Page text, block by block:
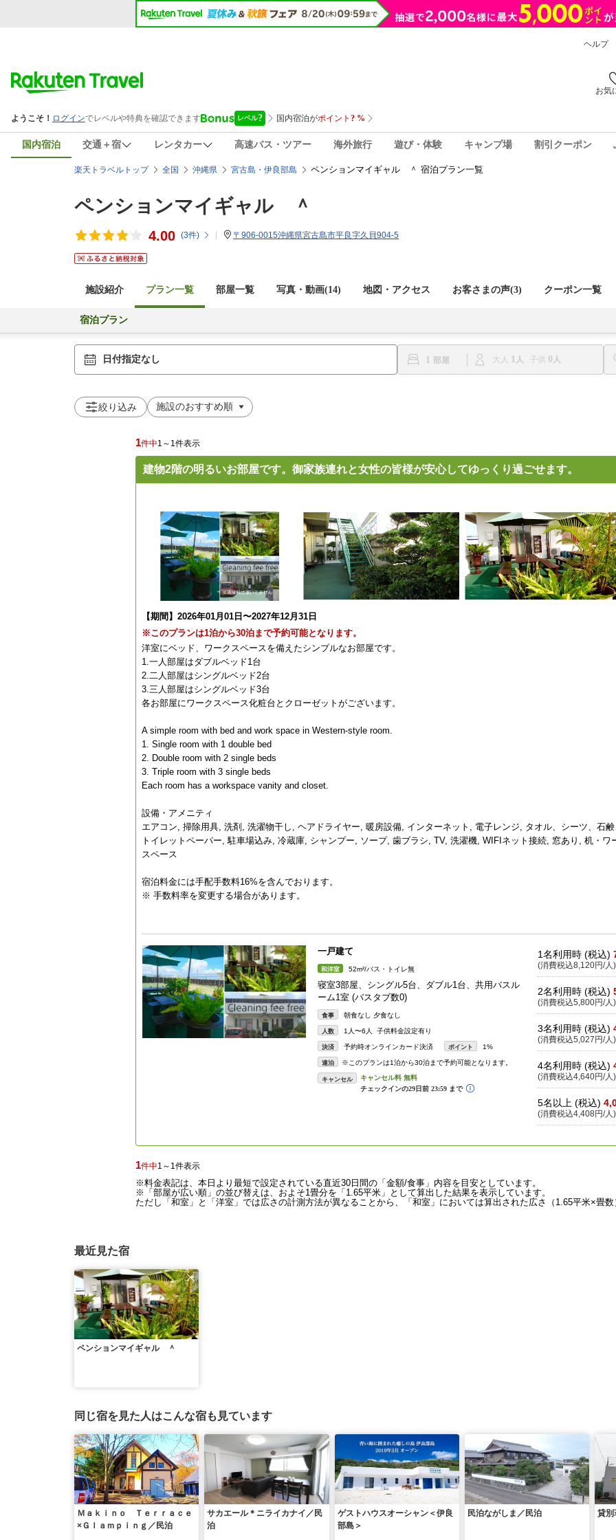
ヘルプ
お気
国内宿泊 交通＋宿 レンタカー 高速バス・ツアー 海外旅行 遊び・体験 キャンプ場 割引クーポン
楽天トラベルトップ 全国 沖縄県 宮古島・伊良部島 ペンションマイギャル ＾ 宿泊プラン一覧
ペンションマイギャル ＾
4.00 (3件) 〒906-0015沖縄県宮古島市平良字久貝904-5
施設紹介 プラン一覧 部屋一覧 写真・動画(14) 地図・アクセス お客さまの声(3) クーポン一覧
宿泊プラン
日付指定なし 1 大人 1 子供 0
絞り込み
1件中1～1件表示
建物2階の明るいお部屋です。御家族連れと女性の皆様が安心してゆっくり過ごせます。
【期間】2026年01月01日〜2027年12月31日
※このプランは1泊から30泊まで予約可能となります。
洋室にベッド、ワークスペースを備えたシンプルなお部屋です。
1.一人部屋はダブルベッド1台
2.二人部屋はシングルベッド2台
3.三人部屋はシングルベッド3台
各お部屋にワークスペース化粧台とクローゼットがございます。
A simple room with bed and work space in Western-style room.
1. Single room with 1 double bed
2. Double room with 2 single beds
3. Triple room with 3 single beds
Each room has a workspace vanity and closet.
設備・アメニティ
エアコン, 掃除用具, 洗剤, 洗濯物干し, ヘアドライヤー, 暖房設備, インターネット, 電子レンジ, タオル、シーツ、石鹸
トイレットペーパー, 駐車場込み, 冷蔵庫, シャンプー, ソープ, 歯ブラシ, TV, 洗濯機, WIFIネット接続, 窓あり, 机・ワ
スペース
宿泊料金には手配手数料16%を含んでおります。
※ 手数料率を変更する場合があります。
一戸建て
和洋室 52m²/バス・トイレ無
寝室3部屋、シングル5台、ダブル1台、共用バスル
ーム1室 (バスタブ数0)
食事 朝食なし 夕食なし
人数 1人〜6人 子供料金設定有り
決済 予約時オンラインカード決済 ポイント 1%
連泊 ※このプランは1泊から30泊まで予約可能となります。
キャンセル
1名利用時 (税込)
(消費税込8,120円/人)
2名利用時 (税込)
(消費税込5,800円/人)
3名利用時 (税込)
(消費税込5,027円/人)
4名利用時 (税込)
(消費税込4,640円/人)
5名以上 (税込)
(消費税込4,408円/人)
1件中1～1件表示
※料金表記は、本日より最短で設定されている直近30日間の「金額/食事」内容を目安としています。
※「部屋が広い順」の並び替えは、およそ1畳分を「1.65平米」として算出した結果を表示しています。
ただし「和室」と「洋室」では広さの計測方法が異なることから、「和室」においては算出された広さ（1.65平米×畳数
最近見た宿
ペンションマイギャル ＾
同じ宿を見た人はこんな宿も見ています
Ｍａｋｉｎｏ Ｔｅｒｒａｃｅ
×Ｇｌａｍｐｉｎｇ／民泊
サカエール＊ニライカナイ／民
泊
ゲストハウスオーシャン＜伊良
部島＞
民泊ながしま／民泊 貸